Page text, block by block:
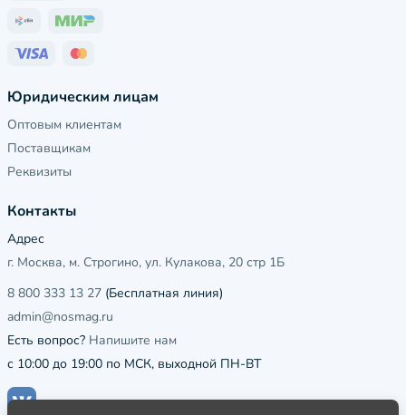
Юридическим лицам
Оптовым клиентам
Поставщикам
Реквизиты
Контакты
Адрес
г. Москва, м. Строгино, ул. Кулакова, 20 стр 1Б
8 800 333 13 27 (Бесплатная линия)
admin@nosmag.ru
Есть вопрос? Напишите нам
с 10:00 до 19:00 по МСК, выходной ПН-ВТ